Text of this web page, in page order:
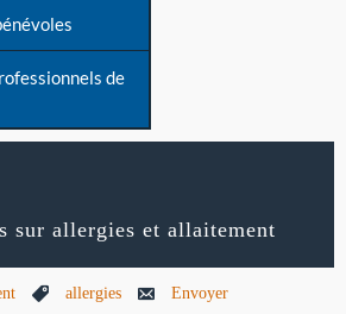
de
sur allergies et allaitement
allergies Envoyer